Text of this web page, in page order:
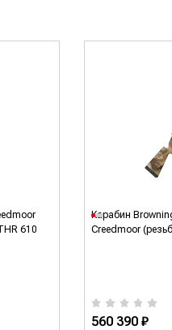
610
Карабин
Creedmoor
560 390 ₽